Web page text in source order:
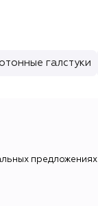
галстуки
предложениях